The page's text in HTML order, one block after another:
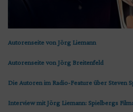
Autorenseite von Jörg Liemann
Autorenseite von Jörg Breitenfeld
Die Autoren im Radio-Feature über Steven
Interview mit Jörg Liemann: Spielbergs